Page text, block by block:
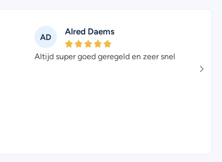
AD
Alred Daems
Altijd super goed geregeld en zeer snel